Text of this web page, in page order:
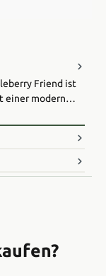
Friend ist
einer modern…